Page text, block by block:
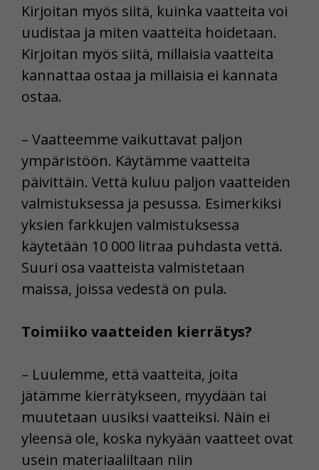
Kirjoitan myös siitä, kuinka vaatteita voi
uudistaa ja miten vaatteita hoidetaan.
Kirjoitan myös siitä, millaisia vaatteita
kannattaa ostaa ja millaisia ei kannata
ostaa.
– Vaatteemme vaikuttavat paljon
ympäristöön. Käytämme vaatteita
päivittäin. Vettä kuluu paljon vaatteiden
valmistuksessa ja pesussa. Esimerkiksi
yksien farkkujen valmistuksessa
käytetään 10 000 litraa puhdasta vettä.
Suuri osa vaatteista valmistetaan
maissa, joissa vedestä on pula.
Toimiiko vaatteiden kierrätys?
– Luulemme, että vaatteita, joita
jätämme kierrätykseen, myydään tai
muutetaan uusiksi vaatteiksi. Näin ei
yleensä ole, koska nykyään vaatteet ovat
usein materiaaliltaan niin